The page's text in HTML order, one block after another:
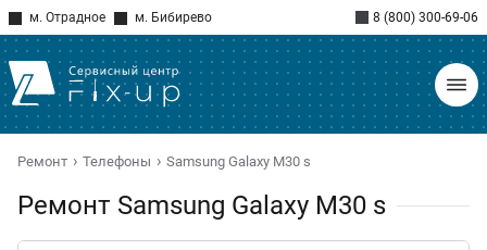
м. Отрадное м. Бибирево 8 (800) 300-69-06
Ремонт Телефоны Samsung Galaxy M30 s
Ремонт Samsung Galaxy M30 s